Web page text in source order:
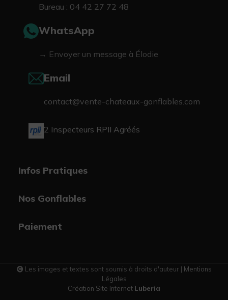
Bureau : 04 42 27 72 48
WhatsApp
→ Envoyer un message à Élodie
Email
contact@vente-chateaux-gonflables.com
2 Inspecteurs RPII Agréés
Infos Pratiques
Nos Gonflables
Paiement
Les images et textes sont soumis à droits d'auteur | Mentions
Légales
Création Site Internet Luberia